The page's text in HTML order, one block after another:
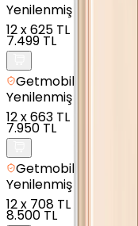
Yenilenmiş Apple
12x625 TL
7.499 TL
Getmobil Güvencesi
Yenilenmiş Apple
12x663 TL
7.950 TL
Getmobil Güvencesi
Yenilenmiş Apple
12x 708 TL
8.500 TL